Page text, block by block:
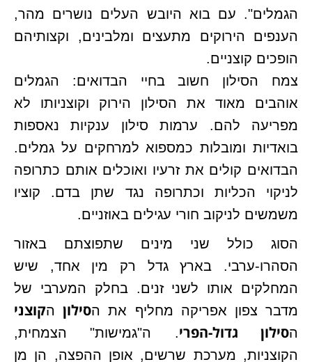
הגמלים". עם בוא היובש העלים נושרים מהר,
הענפים הירוקים מתעצים ומלבינים, וקצותיהם
הופכים קוצניים.
צמח הסילון חשוב בחיי הבדואים: הגמלים
אוהבים מאוד את הסילון הירוק וקוצניותו לא
מפריעה להם. ערמות סילון ענקיות נאספות
בואדיות ומובלות כמספוא למרחקים על גמלים.
הבדואים קולים את זרעיו ואוכלים אותם כתרופה
לניקוי הכליות וכתרופה נגד שתן בדם. קוציו
משמשים לניקוב חורי עגילים באוזניים.
הסוג כולל שני מינים שתפוצתם באזור
הסהרו-ערבי. בארץ גדל רק מין אחד, שיש
המחלקים אותו לשני זנים. בחלק המערבי של
מדבר צפון אפריקה מחליף את הסילוןהקוצני
הסילון גדול-הפרי. ה"גמישות" הצמחית,
הקוצניות, מערכת שרשים, אופן ההפצה, הן מן